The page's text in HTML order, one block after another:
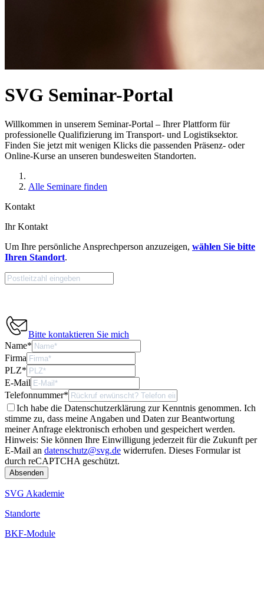
SVG Seminar-Portal
Willkommen in unserem Seminar-Portal – Ihrer Plattform für
professionelle Qualifizierung im Transport- und Logistiksektor.
Finden Sie jetzt mit wenigen Klicks die passenden Präsenz- oder
Online-Kurse an unseren bundesweiten Standorten.
Alle Seminare finden
Kontakt
Ihr Kontakt
Um Ihre persönliche Ansprechperson anzuzeigen, wählen Sie bitte
Ihren Standort.
Bitte kontaktieren Sie mich
Name*
Firma
PLZ*
E-Mail
Telefonnummer*
Ich habe die Datenschutzerklärung zur Kenntnis genommen. Ich
stimme zu, dass meine Angaben und Daten zur Beantwortung
meiner Anfrage elektronisch erhoben und gespeichert werden.
Hinweis: Sie können Ihre Einwilligung jederzeit für die Zukunft per
E-Mail an datenschutz@svg.de widerrufen. Dieses Formular ist
durch reCAPTCHA geschützt.
SVG Akademie
Standorte
BKF-Module